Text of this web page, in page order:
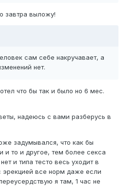
завтра выложу!
сам себе накручавает, а
нет.
что бы так и было но 6 мес.
надеюсь с вами разберусь в
задумывался, что как бы
и то и другое, тем более секса
и типа тесто весь уходит в
эрекцией все норм даже если
я там, 1 час не